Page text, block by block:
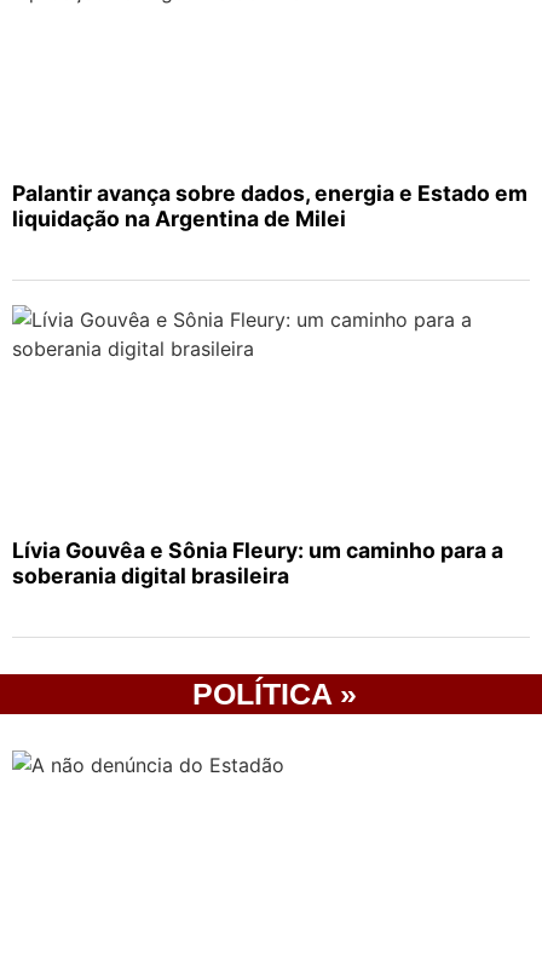
Palantir avança sobre dados, energia e Estado em
liquidação na Argentina de Milei
Lívia Gouvêa e Sônia Fleury: um caminho para a
soberania digital brasileira
POLÍTICA »